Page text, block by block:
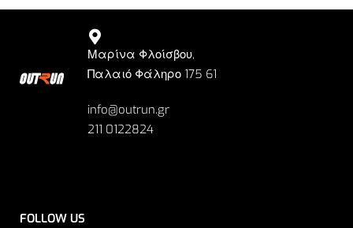
Μαρίνα Φλοίσβου,
Παλαιό Φάληρο 175 61
info@outrun.gr
211 0122824
FOLLOW US